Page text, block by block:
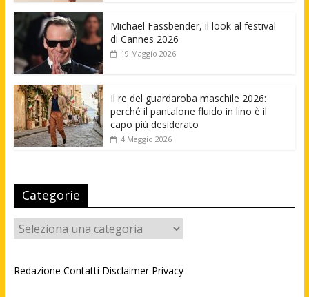
Michael Fassbender, il look al festival
di Cannes 2026
19 Maggio 2026
Il re del guardaroba maschile 2026:
perché il pantalone fluido in lino è il
capo più desiderato
4 Maggio 2026
Categorie
Categorie
Redazione Contatti Disclaimer Privacy